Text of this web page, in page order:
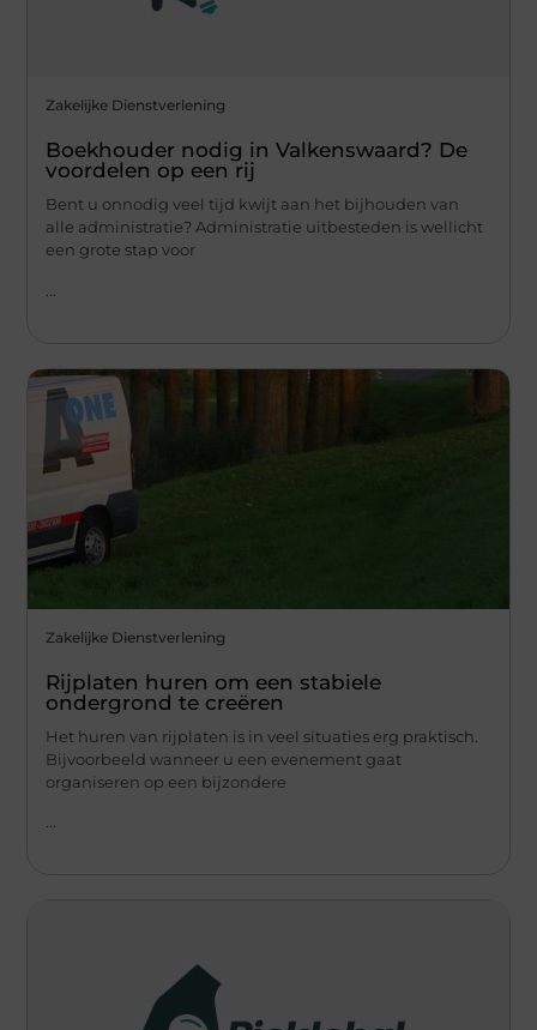
Zakelijke Dienstverlening
Boekhouder nodig in Valkenswaard? De
voordelen op een rij
Bent u onnodig veel tijd kwijt aan het bijhouden van
alle administratie? Administratie uitbesteden is wellicht
een grote stap voor
Zakelijke Dienstverlening
Rijplaten huren om een stabiele
ondergrond te creëren
Het huren van rijplaten is in veel situaties erg praktisch.
Bijvoorbeeld wanneer u een evenement gaat
organiseren op een bijzondere